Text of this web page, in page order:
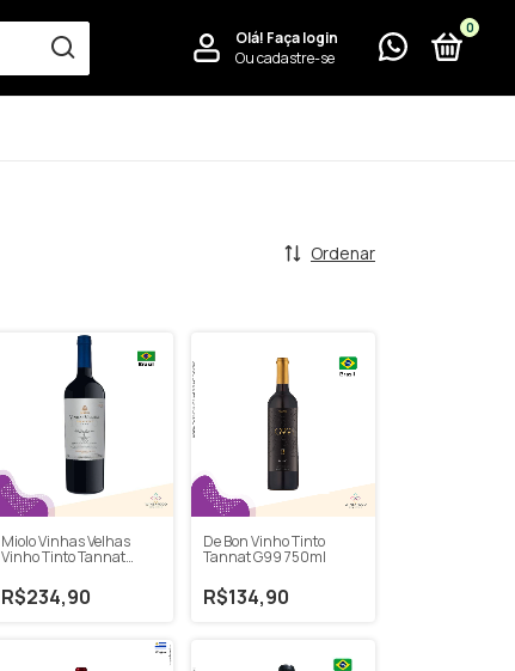
Olá! Faça login
Ou cadastre-se
0
Ordenar
Miolo Vinhas Velhas
Vinho Tinto Tannat
R$234,90
De Bon Vinho Tinto
Tannat G99 750ml
R$134,90